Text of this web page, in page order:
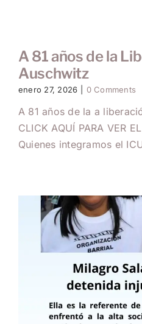
A 81 años de la
Auschwitz
enero 27, 2026 0 Comments
A 81 años de la a
CLICK AQUÍ PARA VER
Quienes integramos el